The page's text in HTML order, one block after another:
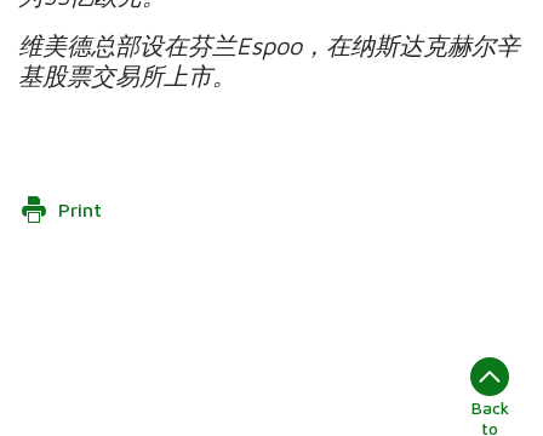
维美德总部设在芬兰Espoo，在纳斯达克赫尔辛
基股票交易所上市。
Print
Back
to